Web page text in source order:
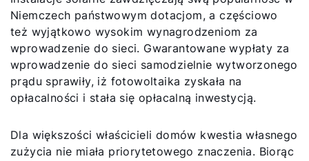
Niemczech państwowym dotacjom, a częściowo
też wyjątkowo wysokim wynagrodzeniom za
wprowadzenie do sieci. Gwarantowane wypłaty za
wprowadzenie do sieci samodzielnie wytworzonego
prądu sprawiły, iż fotowoltaika zyskała na
opłacalności i stała się opłacalną inwestycją.
Dla większości właścicieli domów kwestia własnego
zużycia nie miała priorytetowego znaczenia. Biorąc
Cześć!
Znajdź swojego eksperta